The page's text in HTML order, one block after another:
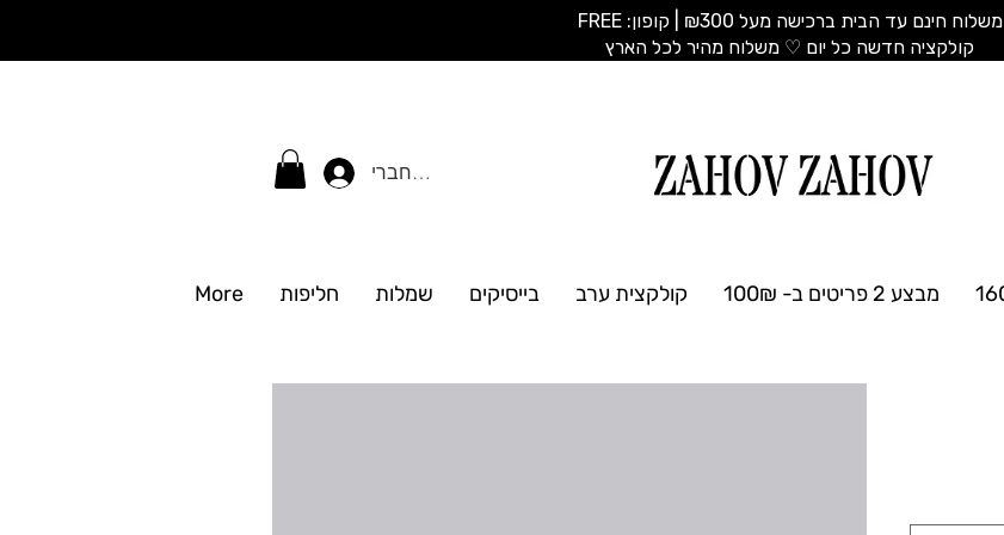
משלוח חינם עד הבית ברכישה מעל ₪300 | קופון: FREE
​קולקציה חדשה כל יום ♡ משלוח מהיר לכל הארץ
התחברי
מבצע 2 פריטים ב- 100₪ קולקצית ערב בייסיקים שמלות חליפות More